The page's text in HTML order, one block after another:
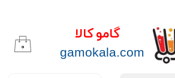
گامو کالا
​​​​​​gamokala.com ۰